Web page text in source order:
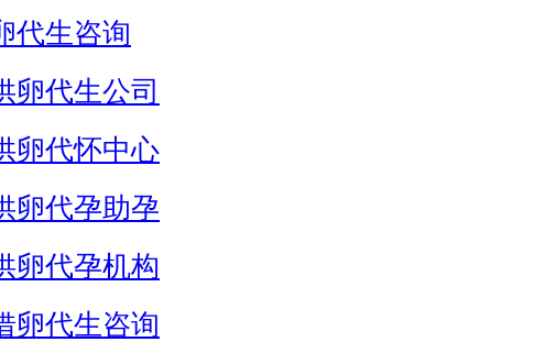
代生咨询
卵代生公司
卵代怀中心
卵代孕助孕
卵代孕机构
卵代生咨询